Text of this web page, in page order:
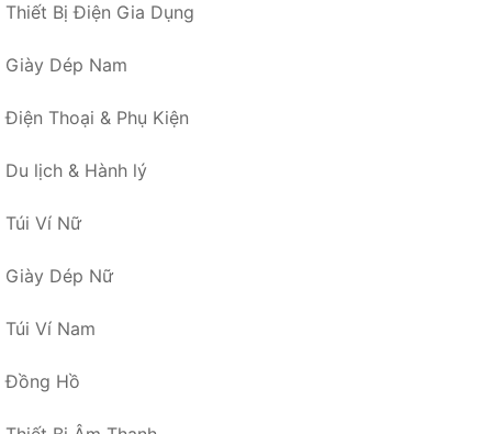
Thiết Bị Điện Gia Dụng
Giày Dép Nam
Điện Thoại & Phụ Kiện
Du lịch & Hành lý
Túi Ví Nữ
Giày Dép Nữ
Túi Ví Nam
Đồng Hồ